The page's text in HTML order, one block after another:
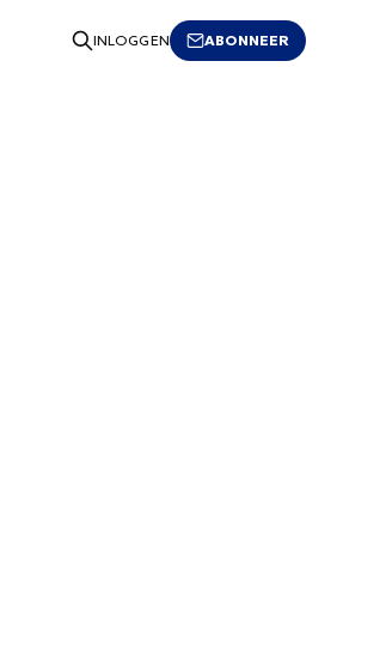
INLOGGEN ABONNEER